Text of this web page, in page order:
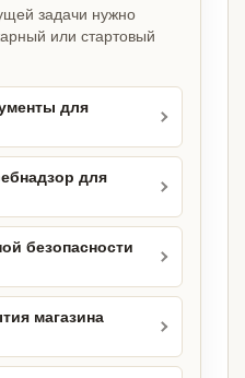
задачи нужно
или стартовый
для
для
безопасности
магазина